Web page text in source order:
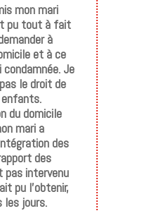
mon mari
pu tout à fait
à
et à ce
Je
le droit de
du domicile
mari a
des
des
pas intervenu
pu l’obtenir,
les jours.